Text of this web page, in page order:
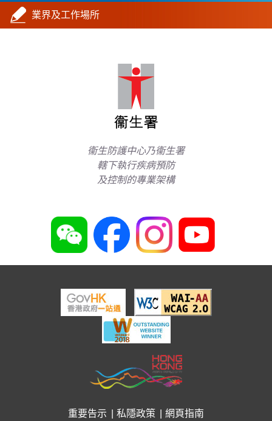
業界及工作場所
衞生防護中心乃衞生署
轄下執行疾病預防
及控制的專業架構
重要告示 私隱政策 網頁指南